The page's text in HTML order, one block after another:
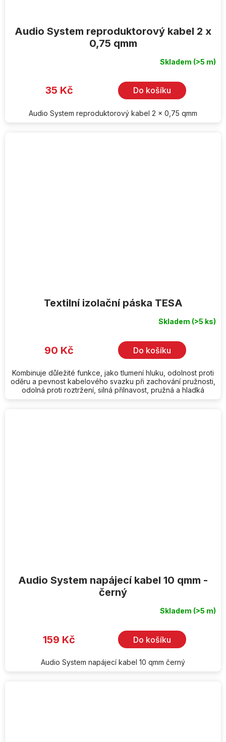
Audio System reproduktorový kabel 2 x
0,75 qmm
Skladem (>5 m)
35 Kč Do košíku
Audio System reproduktorový kabel 2 x 0,75 qmm
Textilní izolační páska TESA
Skladem (>5 ks)
90 Kč Do košíku
Kombinuje důležité funkce, jako tlumení hluku, odolnost proti
oděru a pevnost kabelového svazku při zachování pružnosti,
odolná proti roztržení, silná přilnavost, pružná a hladká
Audio System napájecí kabel 10 qmm -
černý
Skladem (>5 m)
159 Kč Do košíku
Audio System napájecí kabel 10 qmm černý